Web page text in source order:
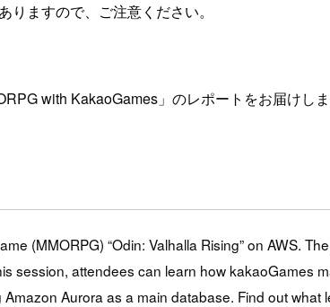
ますので、ご注意ください。
with KakaoGames」のレポートをお届けしま
(MMORPG) “Odin: Valhalla Rising” on AWS.
session, attendees can learn how kakaoGames
Aurora as a main database. Find out